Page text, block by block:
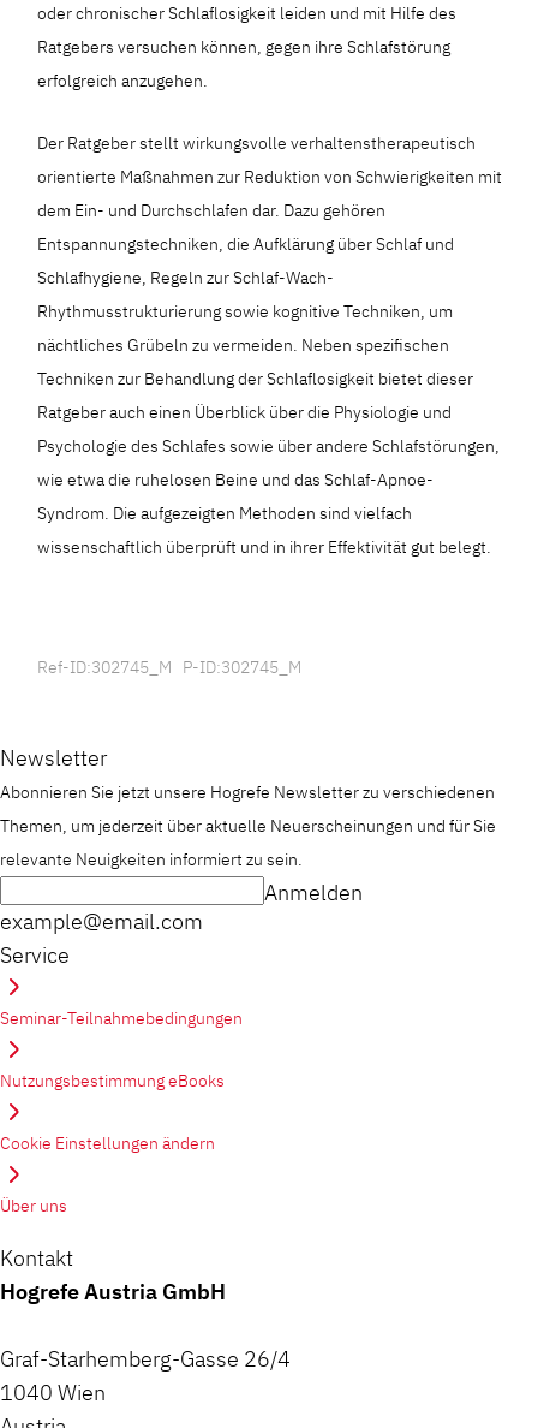
oder chronischer Schlaflosigkeit leiden und mit Hilfe des
Ratgebers versuchen können, gegen ihre Schlafstörung
erfolgreich anzugehen.
Der Ratgeber stellt wirkungsvolle verhaltenstherapeutisch
orientierte Maßnahmen zur Reduktion von Schwierigkeiten mit
dem Ein- und Durchschlafen dar. Dazu gehören
Entspannungstechniken, die Aufklärung über Schlaf und
Schlafhygiene, Regeln zur Schlaf-Wach-
Rhythmusstrukturierung sowie kognitive Techniken, um
nächtliches Grübeln zu vermeiden. Neben spezifischen
Techniken zur Behandlung der Schlaflosigkeit bietet dieser
Ratgeber auch einen Überblick über die Physiologie und
Psychologie des Schlafes sowie über andere Schlafstörungen,
wie etwa die ruhelosen Beine und das Schlaf-Apnoe-
Syndrom. Die aufgezeigten Methoden sind vielfach
wissenschaftlich überprüft und in ihrer Effektivität gut belegt.
Ref-ID:302745_M P-ID:302745_M
Newsletter
Abonnieren Sie jetzt unsere Hogrefe Newsletter zu verschiedenen
Themen, um jederzeit über aktuelle Neuerscheinungen und für Sie
relevante Neuigkeiten informiert zu sein.
example@email.com
Anmelden
Service
Seminar-Teilnahmebedingungen
Nutzungsbestimmung eBooks
Cookie Einstellungen ändern
Über uns
Kontakt
Hogrefe Austria GmbH
Graf-Starhemberg-Gasse 26/4
1040 Wien